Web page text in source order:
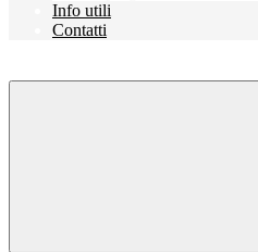
Info utili
Contatti